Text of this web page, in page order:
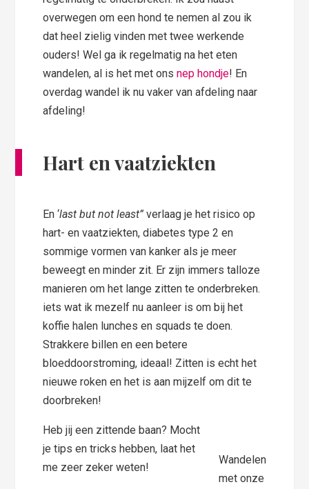
overwegen om een hond te nemen al zou ik
dat heel zielig vinden met twee werkende
ouders! Wel ga ik regelmatig na het eten
wandelen, al is het met onsnep hondje! En
overdag wandel ik nu vaker van afdeling naar
afdeling!
Hart en vaatziekten
En ‘last but not least” verlaag je het risico op
hart- en vaatziekten, diabetes type 2 en
sommige vormen van kanker als je meer
beweegt en minder zit. Er zijn immers talloze
manieren om het lange zitten te onderbreken.
iets wat ik mezelf nu aanleer is om bij het
koffie halen lunches en squads te doen.
Strakkere billen en een betere
bloeddoorstroming, ideaal! Zitten is echt het
nieuwe roken en het is aan mijzelf om dit te
doorbreken!
Wandelen
met onze
Heb jij een zittende baan? Mocht
je tips en tricks hebben, laat het
me zeer zeker weten!